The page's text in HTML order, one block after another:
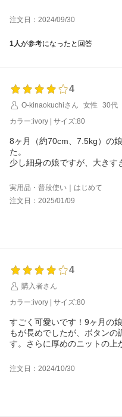
注文日：2024/09/30
1人が参考になったと回答
4
O-kinaokuchiさん
女性
30代
カラー:ivory | サイズ:80
8ヶ月（約70cm、7.5kg）の
た。
少し細身の娘ですが、大きす
で長さを調節できるし、デ
コーデ次第で年中着用できそ
色はアイボリーなので何に
せます！
実用品・普段使い｜はじめて
注文日：2025/01/09
4
購入者さん
カラー:ivory | サイズ:80
すごく可愛いです！9ヶ月の
もが長めでしたが、ボタンの
す。さらに厚めのニットの上
下のスナップボタンが外れや
注文日：2024/10/30